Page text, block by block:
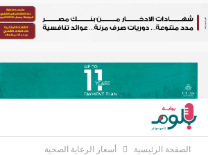
الصفحة الرئيسية أسعار الرعاية الصحية